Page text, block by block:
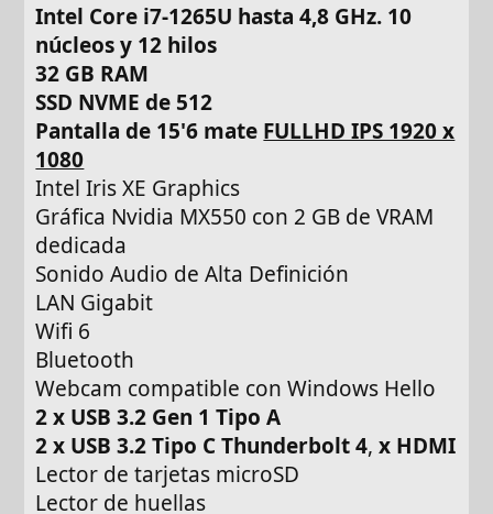
Intel Core i7-1265U hasta 4,8 GHz. 10
núcleos y 12 hilos
32 GB RAM
SSD NVME de 512
Pantalla de 15'6 mate FULLHD IPS 1920 x
1080
Intel Iris XE Graphics
Gráfica Nvidia MX550 con 2 GB de VRAM
dedicada
Sonido Audio de Alta Definición
LAN Gigabit
Wifi 6
Bluetooth
Webcam compatible con Windows Hello
2 x USB 3.2 Gen 1 Tipo A
2 x USB 3.2 Tipo C Thunderbolt 4,x HDMI
Lector de tarjetas microSD
Lector de huellas